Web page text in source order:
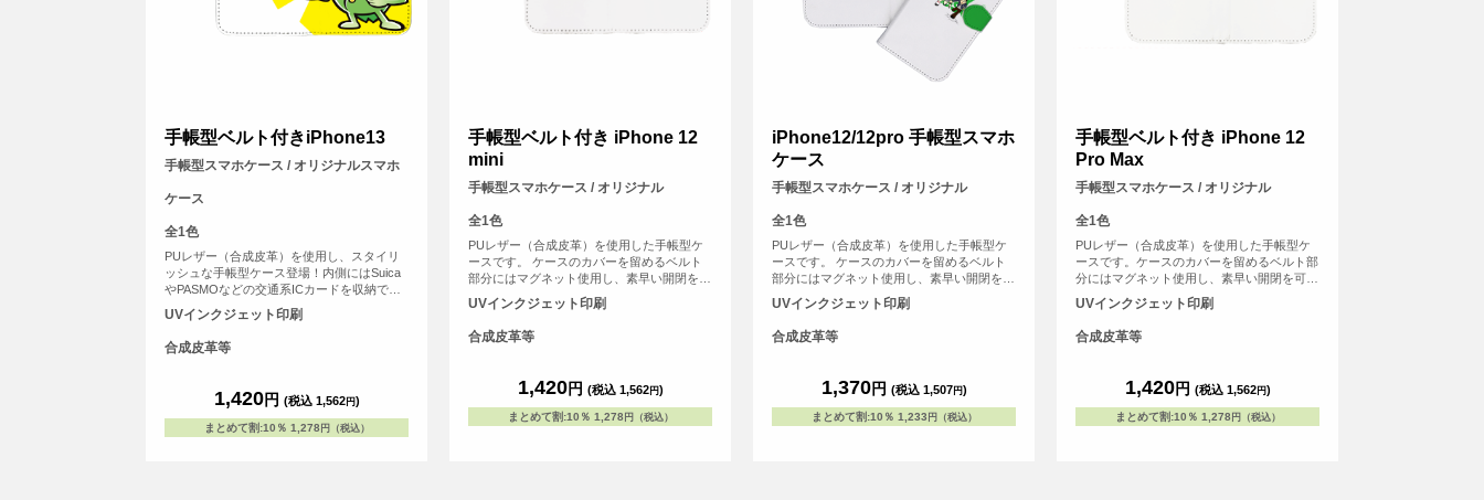
手帳型ベルト付きiPhone13
手帳型スマホケース / オリジナルスマホ
ケース
全1色
PUレザー（合成皮革）を使用し、スタイリ
ッシュな手帳型ケース登場！内側にはSuica
やPASMOなどの交通系ICカードを収納でき
るスリットがあります。ケースのカバーを留
めるベルト部分にマグネットを使用し、素早
い開閉が可能です。
UVインクジェット印刷
合成皮革等
1,420円 (税込 1,562円)
まとめて割:10％ 1,278 円（税込）
手帳型ベルト付き iPhone 12
mini
手帳型スマホケース / オリジナル
全1色
PUレザー（合成皮革）を使用した手帳型ケ
ースです。 ケースのカバーを留めるベルト
部分にはマグネット使用し、素早い開閉を可
能にしました。 内側にはSuicaやPASMOな
どの交通系ICカード等を収納可能な、カード
用スリットがございます。 UVインクジェッ
ト印刷でオリジナルのデザインをケースの表
お、iPhone用の手帳型ケースは、内側に固定
されたハードケース(白)にスマートフォン本
体をはめ込んでお使いいただくタイプとなっ
UVインクジェット印刷
合成皮革等
1,420円 (税込 1,562円)
まとめて割:10％ 1,278 円（税込）
iPhone12/12pro 手帳型スマホ
ケース
手帳型スマホケース / オリジナル
全1色
PUレザー（合成皮革）を使用した手帳型ケ
ースです。 ケースのカバーを留めるベルト
部分にはマグネット使用し、素早い開閉を可
能にしました。 内側にはSuicaやPASMOな
どの交通系ICカード等を収納可能な、カード
用スリットがございます。 UVインクジェッ
ト印刷でオリジナルのデザインをケースの表
お、iPhone用の手帳型ケースは、内側に固定
されたハードケース(白)にスマートフォン本
体をはめ込んでお使いいただくタイプとなっ
UVインクジェット印刷
合成皮革等
1,370円 (税込 1,507円)
まとめて割:10％ 1,233 円（税込）
手帳型ベルト付き iPhone 12
Pro Max
手帳型スマホケース / オリジナル
全1色
PUレザー（合成皮革）を使用した手帳型ケ
ースです。ケースのカバーを留めるベルト部
分にはマグネット使用し、素早い開閉を可能
にしました。内側にはSuicaやPASMOなどの
交通系ICカード等を収納可能な、カード用ス
リットがございます。UVインクジェット印
刷でオリジナルのデザインをケースの表面に
iPhone用の手帳型ケースは、内側に固定され
たハードケース(白)にスマートフォン本体を
はめ込んでお使いいただくタイプとなってお
UVインクジェット印刷
合成皮革等
1,420円 (税込 1,562円)
まとめて割:10％ 1,278 円（税込）